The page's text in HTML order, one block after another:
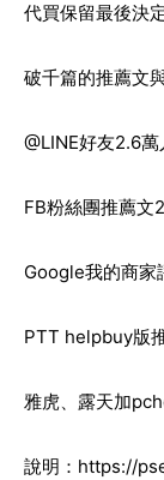
代買保留最後決
破千篇的推薦文
@LINE好友2.6萬
FB粉絲團推薦文
Google我的商家
PTT helpbuy版
雅虎、露天加
說明： https://